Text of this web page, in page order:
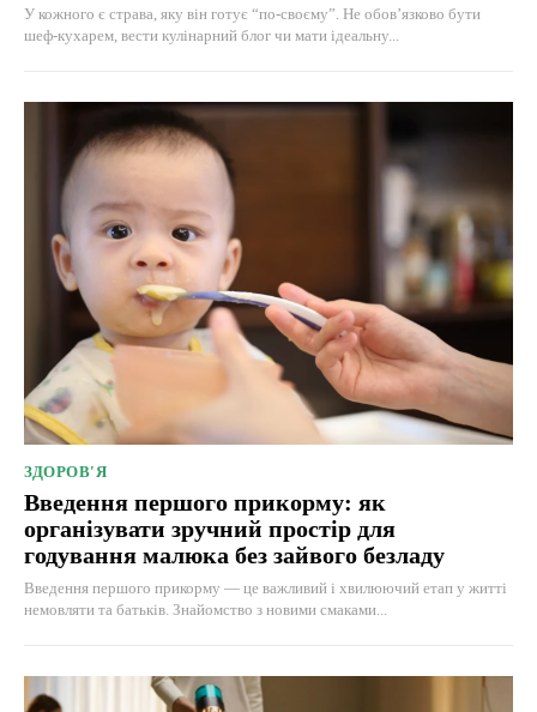
У кожного є страва, яку він готує “по-своєму”. Не обов’язково бути
шеф-кухарем, вести кулінарний блог чи мати ідеальну...
ЗДОРОВ'Я
Введення першого прикорму: як
організувати зручний простір для
годування малюка без зайвого безладу
Введення першого прикорму — це важливий і хвилюючий етап у житті
немовляти та батьків. Знайомство з новими смаками...